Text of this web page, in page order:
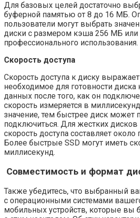
Для базовых целей достаточно
буферной памятью от 8 до 16 МБ.
пользователи могут выбрать
диски с размером кэша 256 МБ или
профессионального использования.
Скорость доступа
Скорость доступа к диску
необходимое для готовности диска
данных после того, как он
скорость измеряется в
значение, тем быстрее диск может
подключиться. Для жестких дисков
скорость доступа составляет
Более быстрые SSD могут иметь
миллисекунд.
Совместимость и формат
Также убедитесь, что выбранный
с операционными системами
мобильных устройств, которые вы